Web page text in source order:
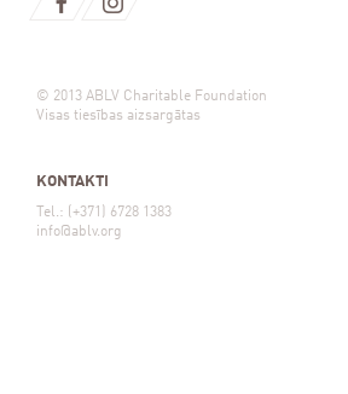
© 2013 ABLV Charitable Foundation
Visas tiesības aizsargātas
KONTAKTI
Tel.: (+371) 6728 1383
info@ablv.org